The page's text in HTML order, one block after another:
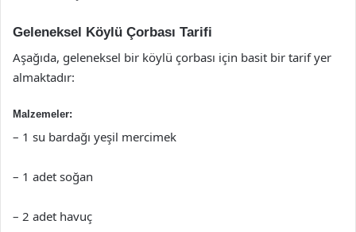
Geleneksel Köylü Çorbası Tarifi
Aşağıda, geleneksel bir köylü çorbası için basit bir tarif yer
almaktadır:
Malzemeler:
– 1 su bardağı yeşil mercimek
– 1 adet soğan
– 2 adet havuç